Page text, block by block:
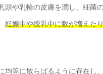
や乳輪の皮膚を潤し、細菌
妊娠中や授乳中に数が増えた
等に散らばるように存在し